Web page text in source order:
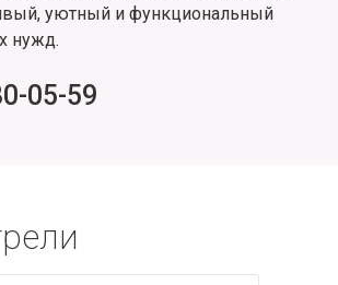
уютный и функциональный
нужд.
05-59